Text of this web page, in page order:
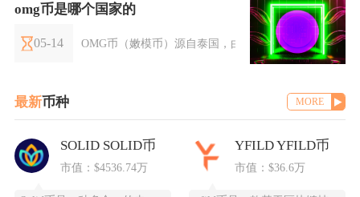
omg币是哪个国家的
05-14 OMG币（嫩模币）源自泰国，由泰国金融科技公司
最新币种 MORE
SOLID SOLID币
市值：$4536.74万
YFILD YFILD币
市值：$36.6万